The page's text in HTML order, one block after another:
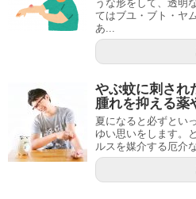
うな形をして、透明
てはブユ・ブト・ヤ
あ...
やぶ蚊に刺され
腫れを抑える薬
夏になると必ずとい
ゆい思いをします。
ルスを媒介する厄介